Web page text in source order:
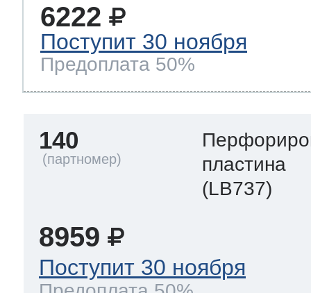
6222
Поступит 30 ноября
Предоплата 50%
140
пластина
(LB737)
8959
Поступит 30 ноября